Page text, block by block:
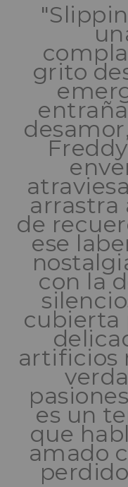
grito
arrastra
de
ese
con la
cubierta
artificios
es un
que
amado